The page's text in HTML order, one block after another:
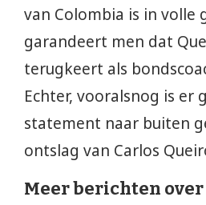
van Colombia is in volle
garandeert men dat
terugkeert als
Echter, vooralsnog is er
statement naar buiten
ontslag van Carlos
Meer berichten